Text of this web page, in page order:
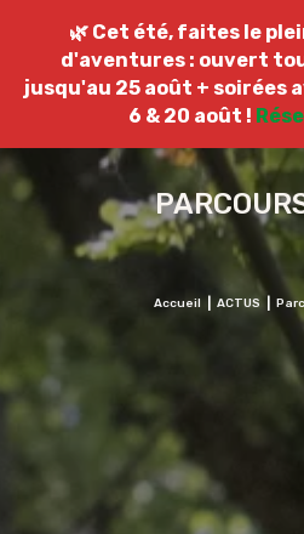
🌿 Cet été, faites le
d'aventures : ouvert
jusqu'au 25 août + soirées
6 & 20 août !
Accueil ACTUS